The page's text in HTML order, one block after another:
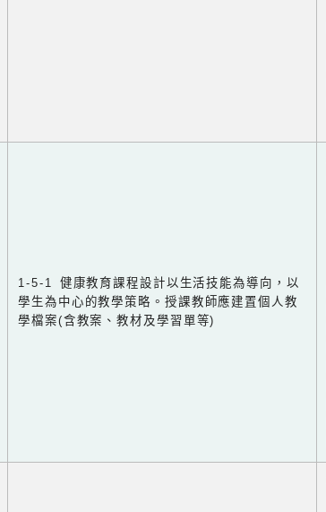
1-5-1 健康教育課程設計以生活技能為導向，以
學生為中心的教學策略。授課教師應建置個人教
學檔案(含教案、教材及學習單等)